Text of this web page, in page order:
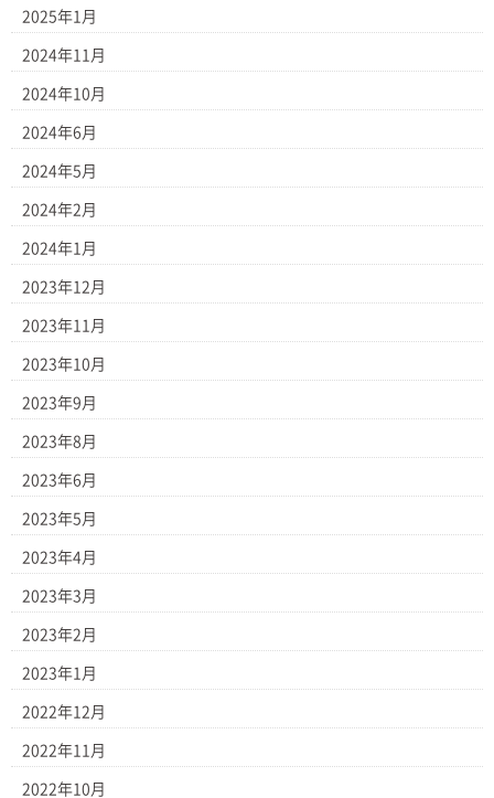
2025年1月
2024年11月
2024年10月
2024年6月
2024年5月
2024年2月
2024年1月
2023年12月
2023年11月
2023年10月
2023年9月
2023年8月
2023年6月
2023年5月
2023年4月
2023年3月
2023年2月
2023年1月
2022年12月
2022年11月
2022年10月